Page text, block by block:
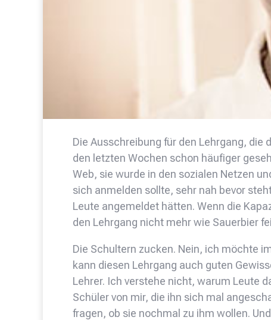
Die Ausschreibung für den Lehrgang, die
den letzten Wochen schon häufiger
Web, sie wurde in den sozialen Netzen
sich anmelden sollte, sehr nah bevor
Leute angemeldet hätten. Wenn die
den Lehrgang nicht mehr wie Sauerbier
Die Schultern zucken. Nein, ich möchte
kann diesen Lehrgang auch guten
Lehrer. Ich verstehe nicht, warum Leute
Schüler von mir, die ihn sich mal
fragen, ob sie nochmal zu ihm wollen.